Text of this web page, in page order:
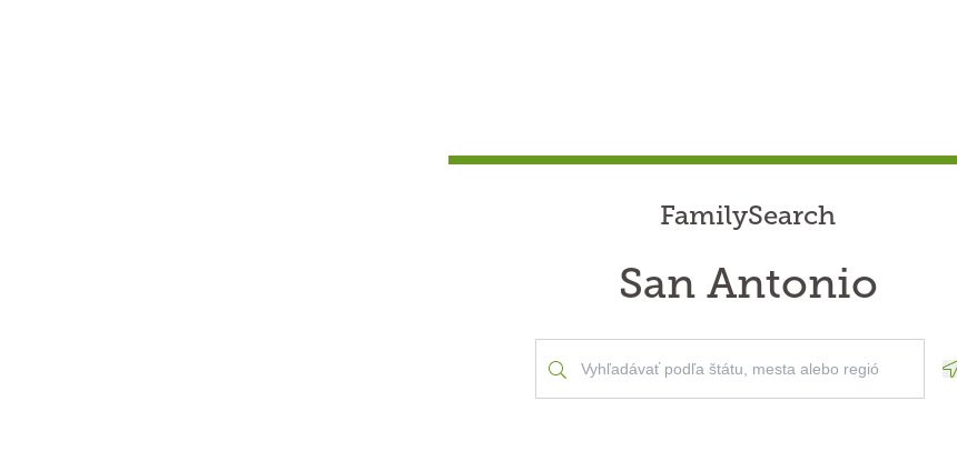
FamilySearch
San Antonio